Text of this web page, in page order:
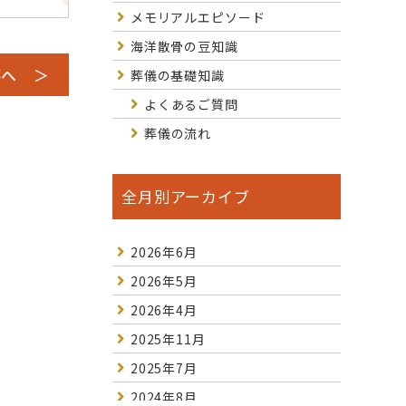
へ ＞
メモリアルエピソード
海洋散骨の豆知識
葬儀の基礎知識
よくあるご質問
葬儀の流れ
全月別アーカイブ
2026年6月
2026年5月
2026年4月
2025年11月
2025年7月
2024年8月